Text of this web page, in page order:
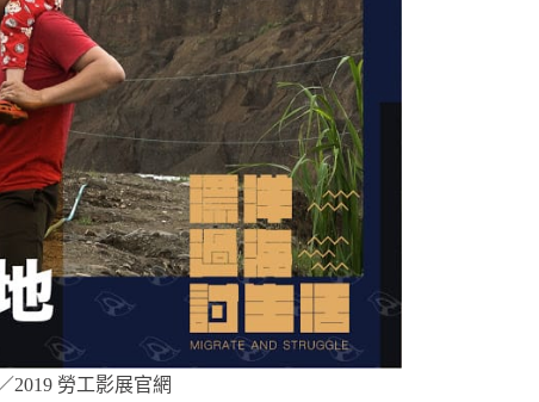
2019 勞工影展官網